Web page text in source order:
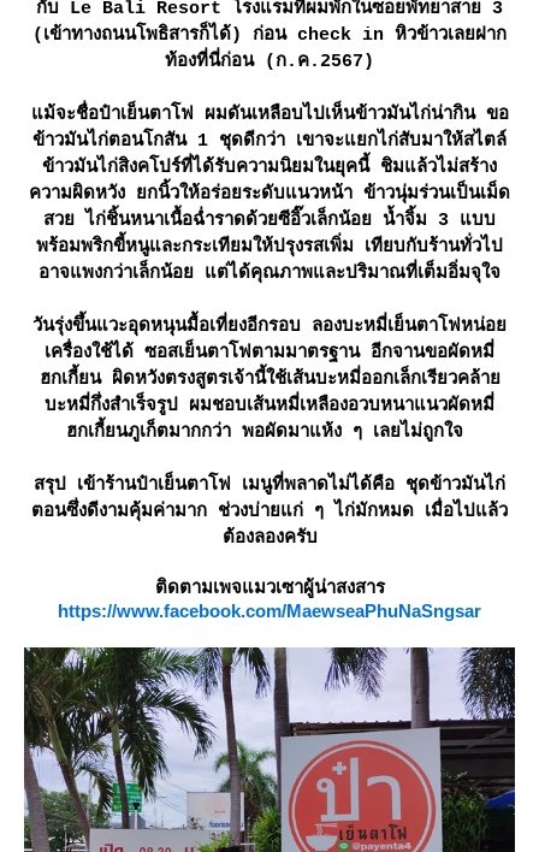
กับ Le Bali Resort โรงแรมที่ผมพักในซอยพัทยาสาย 3
(เข้าทางถนนโพธิสารก็ได้) ก่อน check in หิวข้าวเลยฝาก
ท้องที่นี่ก่อน (ก.ค.2567)
ม้จะชื่อป๋าเย็นตาโฟ ผมดันเหลือบไปเห็นข้าวมันไก่น่ากิน ขอ
ข้าวมันไก่ตอนโกสัน 1 ชุดดีกว่า เขาจะแยกไก่สับมาให้สไตล์
ข้าวมันไก่สิงคโปร์ที่ได้รับความนิยมในยุคนี้ ชิมแล้วไม่สร้าง
ความผิดหวัง ยกนิ้วให้อร่อยระดับแนวหน้า ข้าวนุ่มร่วนเป็นเม็ด
สวย ไก่ชิ้นหนาเนื้อฉ่ำราดด้วยซีอิ๊วเล็กน้อย น้ำจิ้ม 3 แบบ
พร้อมพริกขี้หนูและกระเทียมให้ปรุงรสเพิ่ม เทียบกับร้านทั่วไป
อาจแพงกว่าเล็กน้อย แต่ได้คุณภาพและปริมาณที่เต็มอิ่มจุใจ
วันรุ่งขึ้นแวะอุดหนุนมื้อเที่ยงอีกรอบ ลองบะหมี่เย็นตาโฟหน่อ
เครื่องใช้ได้ ซอสเย็นตาโฟตามมาตรฐาน อีกจานขอผัดหมี่
ฮกเกี้ยน ผิดหวังตรงสูตรเจ้านี้ใช้เส้นบะหมี่ออกเล็กเรียวคล้า
บะหมี่กึ่งสำเร็จรูป ผมชอบเส้นหมี่เหลืองอวบหนาแนวผัดหมี่
ฮกเกี้ยนภูเก็ตมากกว่า พอผัดมาแห้ง ๆ เลยไม่ถูกใจ
สรุป เข้าร้านป๋าเย็นตาโฟ เมนูที่พลาดไม่ได้คือ ชุดข้าวมันไก่
ตอนซึ่งดีงามคุ้มค่ามาก ช่วงบ่ายแก่ ๆ ไก่มักหมด เมื่อไปแล้ว
ต้องลองครับ
ติดตามเพจแมวเซาผู้น่าสงสาร
https://www.facebook.com/MaewseaPhuNaSngsar